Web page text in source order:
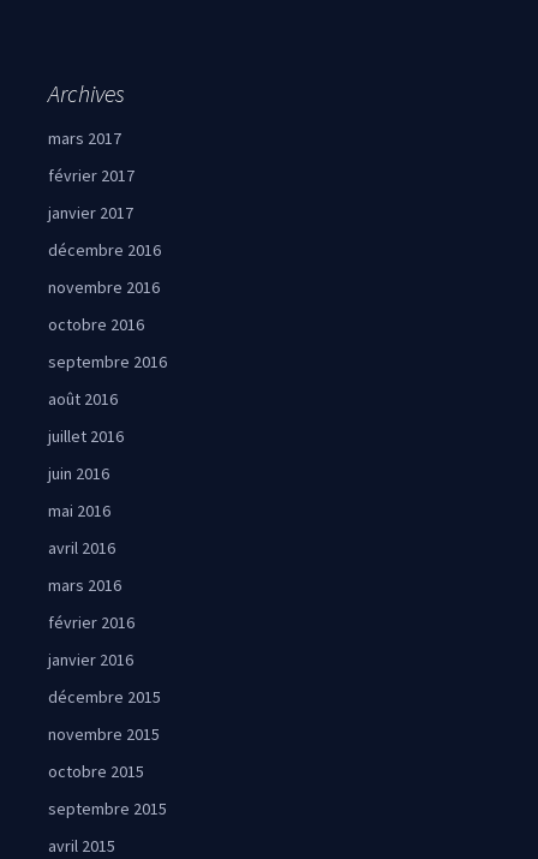
Archives
mars 2017
février 2017
janvier 2017
décembre 2016
novembre 2016
octobre 2016
septembre 2016
août 2016
juillet 2016
juin 2016
mai 2016
avril 2016
mars 2016
février 2016
janvier 2016
décembre 2015
novembre 2015
octobre 2015
septembre 2015
avril 2015